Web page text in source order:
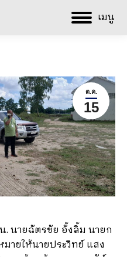
เมนู
ต.ค.
15
. นายฉัตรชัย อั้งลิ้ม นายก
ายให้นายประวิทย์ แสง